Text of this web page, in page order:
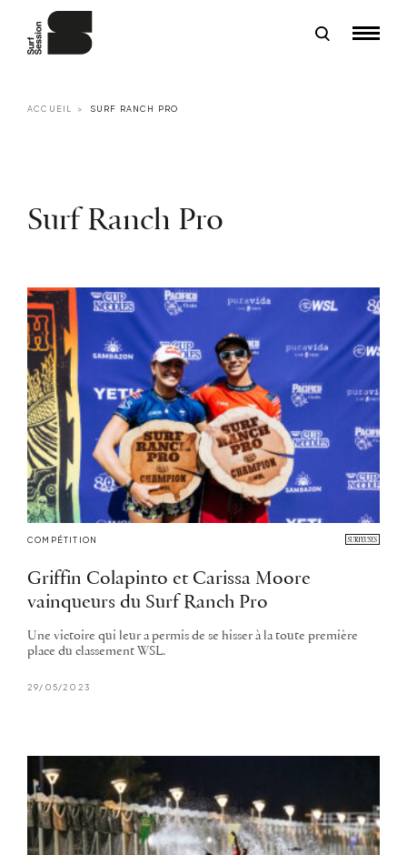
ACCUEIL SURF RANCH PRO
Surf Ranch Pro
COMPÉTITION
Griffin Colapinto et Carissa Moore
vainqueurs du Surf Ranch Pro
Une victoire qui leur a permis de se hisser à la toute première
place du classement WSL.
29/05/2023